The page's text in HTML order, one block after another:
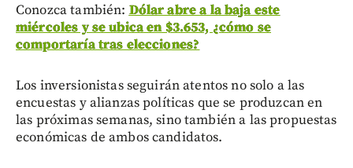
Conozca también: Dólar abre a la baja este
miércoles y se ubica en $3.653, ¿cómo se
comportaría tras elecciones?
Los inversionistas seguirán atentos no solo a las
encuestas y alianzas políticas que se produzcan en
las próximas semanas, sino también a las propuestas
económicas de ambos candidatos.